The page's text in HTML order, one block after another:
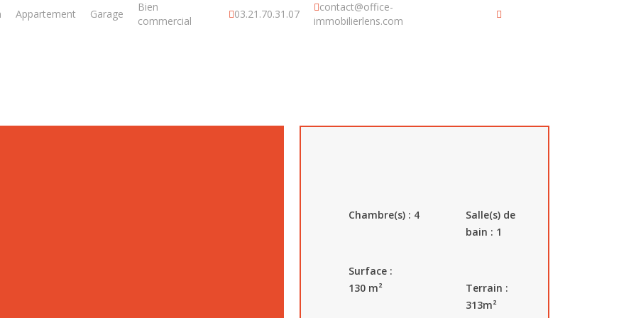
Appartement Garage
Bien
commercial
03.21.70.31.07
contact@office-
immobilierlens.com
DE VILLE A CONFORTER VIMY
Chambre(s) : 4
Surface :
130 m²
Salle(s) de
bain : 1
Terrain :
313m²